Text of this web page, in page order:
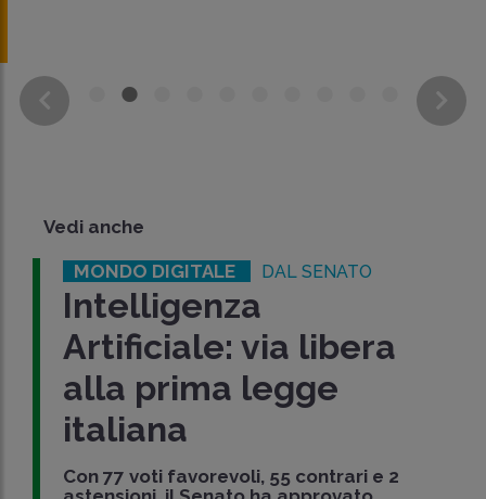
Vedi anche
MONDO DIGITALE DAL SENATO
Intelligenza
Artificiale: via libera
alla prima legge
italiana
Con 77 voti favorevoli, 55 contrari e 2